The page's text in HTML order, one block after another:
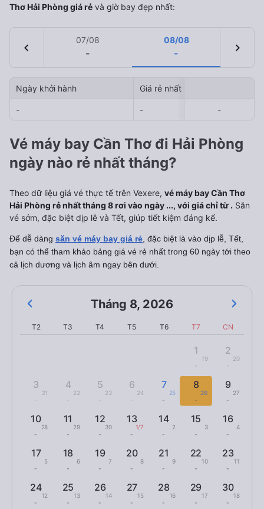
Thơ Hải Phòng giá rẻ và giờ bay đẹp nhất:
chevron_left
07/08
-
08/08
- chevron_right
Ngày khởi hành Giá rẻ nhất
- - -
-
Vé máy bay Cần Thơ đi Hải Phòng
ngày nào rẻ nhất tháng?
Theo dữ liệu giá vé thực tế trên Vexere, vé máy bay Cần Thơ
Hải Phòng rẻ nhất tháng 8 rơi vào ngày ..., với giá chỉ từ . Săn
vé sớm, đặc biệt dịp lễ và Tết, giúp tiết kiệm đáng kể.
Để dễ dàng săn vé máy bay giá rẻ , đặc biệt là vào dịp lễ, Tết,
bạn có thể tham khảo bảng giá vé rẻ nhất trong 60 ngày tới theo
cả lịch dương và lịch âm ngay bên dưới.
Tháng 8, 2026
T2 T3 T4 T5 T6 T7 CN
1
19
-
2
20
-
3
21
-
4
22
-
5
23
-
6
24
-
7
25
-
8
26
-
9
27
-
10
28
-
11
29
-
12
30
-
13
1/7
-
14
2
-
15
3
-
16
4
-
17
5
-
18
6
-
19
7
-
20
8
-
21
9
-
22
10
-
23
11
-
24
12
-
25
13
-
26
14
-
27
15
-
28
16
-
29
17
-
30
18
-